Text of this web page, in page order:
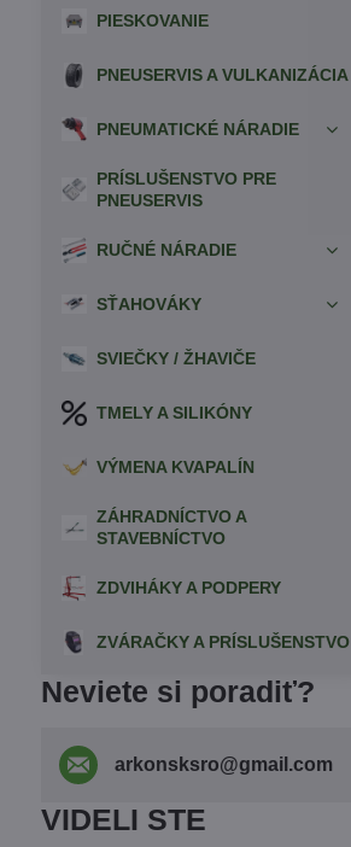
PIESKOVANIE
PNEUSERVIS A VULKANIZÁCIA
PNEUMATICKÉ NÁRADIE
PRÍSLUŠENSTVO PRE
PNEUSERVIS
RUČNÉ NÁRADIE
SŤAHOVÁKY
SVIEČKY / ŽHAVIČE
TMELY A SILIKÓNY
VÝMENA KVAPALÍN
ZÁHRADNÍCTVO A
STAVEBNÍCTVO
ZDVIHÁKY A PODPERY
ZVÁRAČKY A PRÍSLUŠENSTVO
Neviete si poradiť?
arkonsksro​@gmail​.com
VIDELI STE